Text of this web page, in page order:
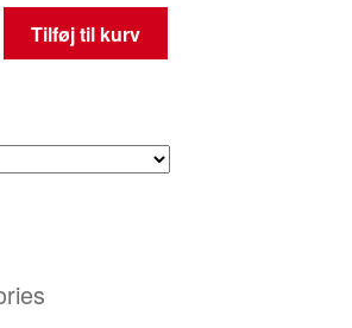
Tilføj til kurv